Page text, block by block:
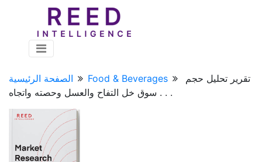
الصفحة الرئيسية Food & Beverages
تقرير تحليل حجم
سوق خل التفاح والعسل وحصته واتجاه . . .